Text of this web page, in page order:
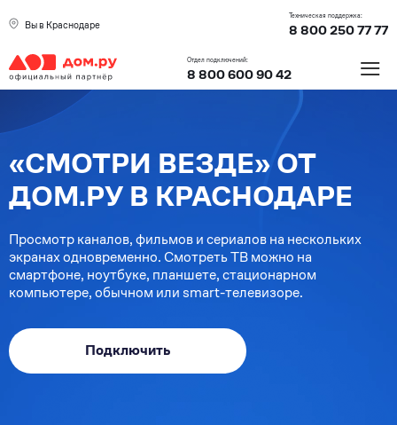
Вы в Краснодаре
Техническая поддержка:
8 800 250 77 77
Отдел подключений:
8 800 600 90 42 ≡
«СМОТРИ ВЕЗДЕ» ОТ
ДОМ.РУ В КРАСНОДАРЕ
Просмотр каналов, фильмов и сериалов на нескольких
экранах одновременно. Смотреть ТВ можно на
смартфоне, ноутбуке, планшете, стационарном
компьютере, обычном или smart-телевизоре.
Подключить